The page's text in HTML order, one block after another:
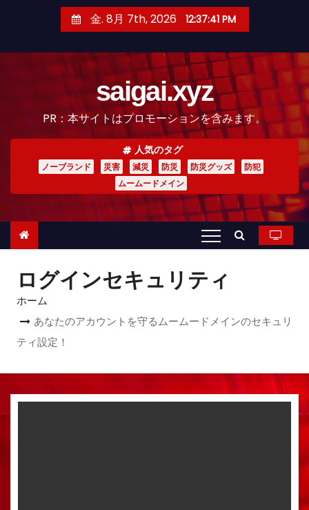
金. 8月 7th, 2026 12:37:42 PM
saigai.xyz
PR：本サイトはプロモーションを含みます。
人気のタグ
ノーブランド 災害 減災 防災 防災グッズ
防犯
ムームードメイン
ログインセキュリティ
ホーム
あなたのアカウントを守るムームードメインのセキュリ
ティ設定！